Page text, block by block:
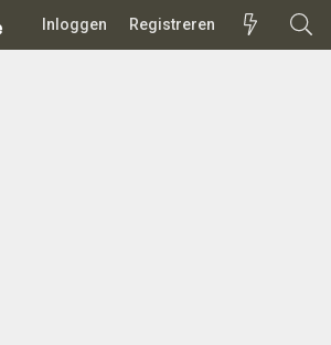
Inloggen Registreren